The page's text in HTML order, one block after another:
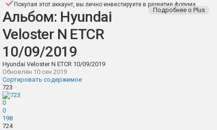
Покупая этот аккаунт, вы лично инвестируете в развитие форума
Подробнее о Plus
Альбом: Hyundai
Veloster N ETCR
10/09/2019
Hyundai Veloster N ETCR 10/09/2019
Обновлён 10 сен 2019
Сортировать содержимое
723
0
0
198
724